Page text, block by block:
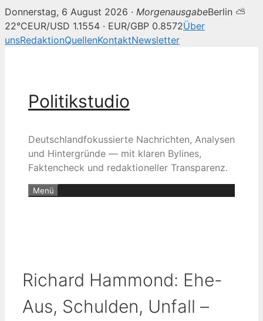
Donnerstag, 6 August 2026 · MorgenausgabeBerlin ⛅
22°CEUR/USD 1.1554 · EUR/GBP 0.8572Über
unsRedaktionQuellenKontaktNewsletter
Politikstudio
Deutschlandfokussierte Nachrichten, Analysen
und Hintergründe — mit klaren Bylines,
Faktencheck und redaktioneller Transparenz.
Menü
Richard Hammond: Ehe-
Aus, Schulden, Unfall –